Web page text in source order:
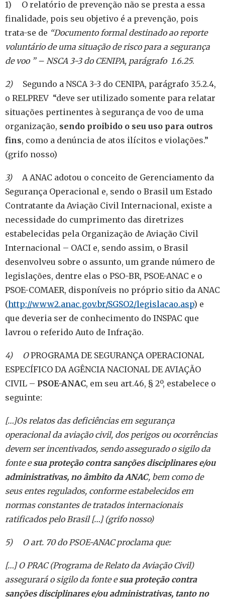
1) O relatório de prevenção não se presta a essa
finalidade, pois seu objetivo é a prevenção, pois
trata-se de “Documento formal destinado ao reporte
voluntário de uma situação de risco para a segurança
de voo ” – NSCA 3-3 do CENIPA, parágrafo 1.6.25.
2) Segundo a NSCA 3-3 do CENIPA, parágrafo 3.5.2.4,
o RELPREV “deve ser utilizado somente para relatar
situações pertinentes à segurança de voo de uma
organização, sendo proibido o seu uso para outros
fins, como a denúncia de atos ilícitos e violações.”
(grifo nosso)
3) A ANAC adotou o conceito de Gerenciamento da
Segurança Operacional e, sendo o Brasil um Estado
Contratante da Aviação Civil Internacional, existe a
necessidade do cumprimento das diretrizes
estabelecidas pela Organização de Aviação Civil
Internacional – OACI e, sendo assim, o Brasil
desenvolveu sobre o assunto, um grande número de
legislações, dentre elas o PSO-BR, PSOE-ANAC e o
PSOE-COMAER, disponíveis no próprio sitio da ANAC
(http://www2.anac.gov.br/SGSO2/legislacao.asp) e
que deveria ser de conhecimento do INSPAC que
lavrou o referido Auto de Infração.
4) OPROGRAMA DE SEGURANÇA OPERACIONAL
ESPECÍFICO DA AGÊNCIA NACIONAL DE AVIAÇÃO
CIVIL – PSOE-ANAC, em seu art.46, § 2º, estabelece o
seguinte:
[…]Os relatos das deficiências em segurança
operacional da aviação civil, dos perigos ou ocorrências
devem ser incentivados, sendo assegurado o sigilo da
fonte esua proteção contra sanções disciplinares e/ou
administrativas, no âmbito da ANAC, bem como de
seus entes regulados, conforme estabelecidos em
normas constantes de tratados internacionais
ratificados pelo Brasil […] (grifo nosso)
5) Oart. 70 do PSOE-ANAC proclama que:
[…] O PRAC (Programa de Relato da Aviação Civil)
assegurará o sigilo da fonte esua proteção contra
sanções disciplinares e/ou administrativas, tanto no